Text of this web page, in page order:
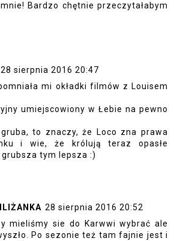
Bardzo chętnie przeczytałabym
28 sierpnia 2016 20:47
mi okładki filmów z Louisem
umiejscowiony w Łebie na pewno
to znaczy, że Loco zna prawa
i wie, że królują teraz opasłe
tym lepsza :)
28 sierpnia 2016 20:52
mieliśmy sie do Karwwi wybrać ale
Po sezonie też tam fajnie jest i